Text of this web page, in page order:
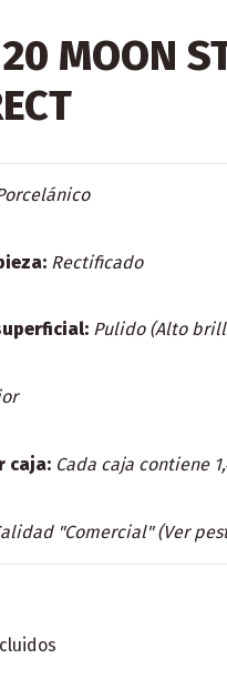
MOON
Rectificado
Pulido (Alto
caja: Cada caja contiene
"Comercial" (Ver